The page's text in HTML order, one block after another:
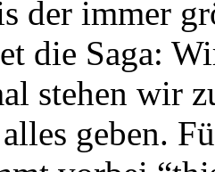
der immer
die Saga:
stehen wir
geben.